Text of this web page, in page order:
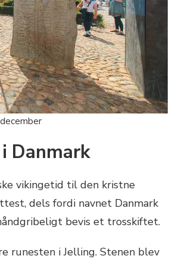
Danmark
vikingetid til den kristne
dels fordi navnet Danmark
bevis et trosskiftet.
runesten i Jelling. Stenen blev